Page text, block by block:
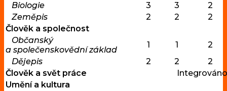
Biologie
3 3
2
Zeměpis
2 2
2
Člověk a společnost
Občanský
a společenskovědní základ
1 1
2
Dějepis
2 2
2
Člověk a svět práce
Umění a kultura